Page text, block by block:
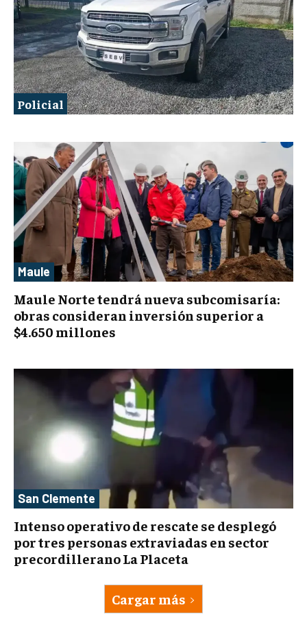
Policial
Maule
Maule Norte tendrá nueva subcomisaría:
obras consideran inversión superior a
$4.650 millones
San Clemente
Intenso operativo de rescate se desplegó
por tres personas extraviadas en sector
precordillerano La Placeta
Cargar más